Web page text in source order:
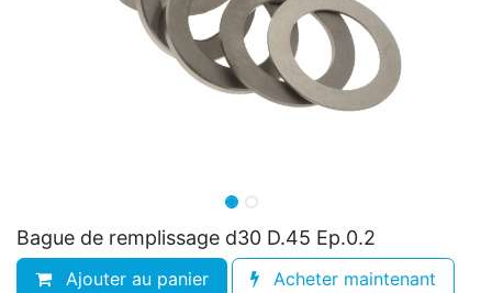
Bague de remplissage d30 D.45 Ep.0.2
Ajouter au panier Acheter maintenant